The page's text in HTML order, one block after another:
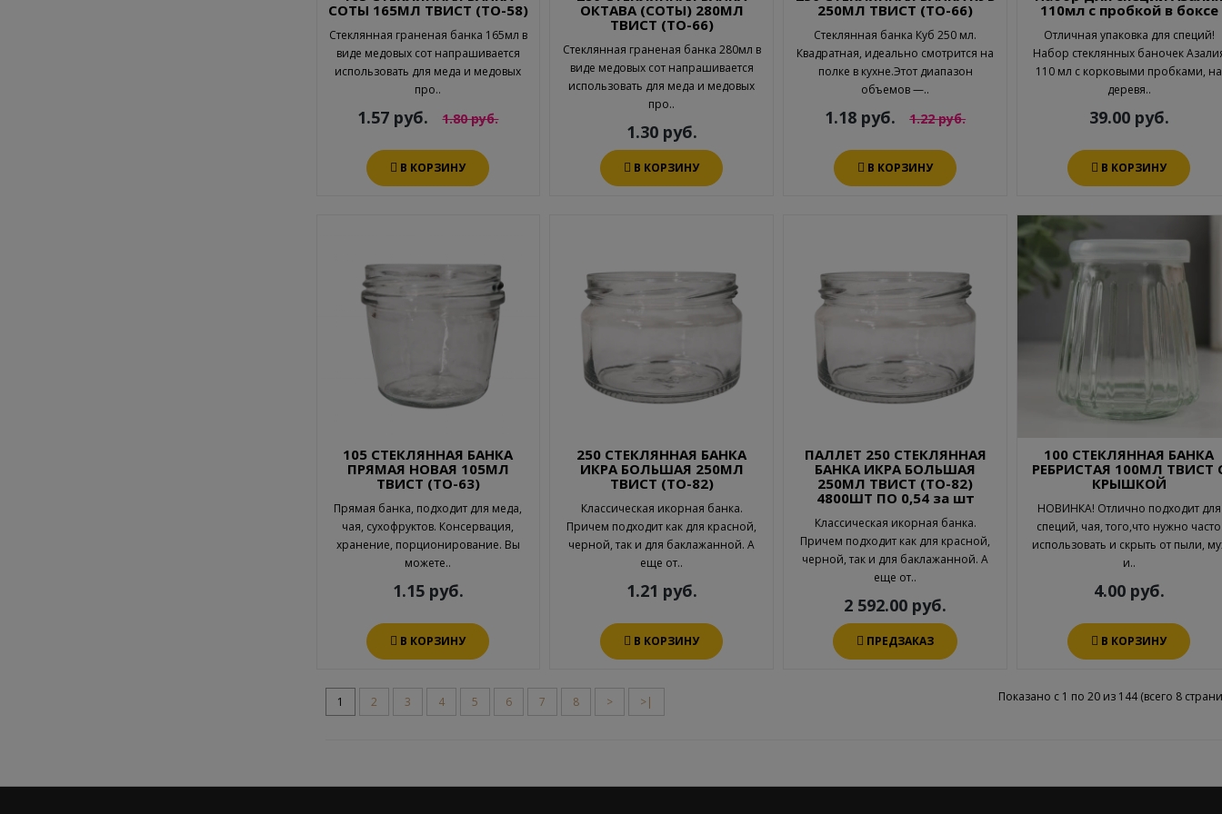
СОТЫ 165МЛ ТВИСТ (ТО-58)
Стеклянная граненая банка 165мл в
виде медовых сот напрашивается
использовать для меда и медовых
про..
1.57 руб. 1.80 руб.
В КОРЗИНУ
ОКТАВА (СОТЫ) 280МЛ
ТВИСТ (ТО-66)
Стеклянная граненая банка 280мл в
виде медовых сот напрашивается
использовать для меда и медовых
про..
1.30 руб.
В КОРЗИНУ
250МЛ ТВИСТ (ТО-66)
Стеклянная банка Куб 250 мл.
Квадратная, идеально смотрится на
полке в кухне.Этот диапазон
объемов —..
1.18 руб. 1.22 руб.
В КОРЗИНУ
110мл с пробкой в боксе
Отличная упаковка для специй!
Набор стеклянных баночек
110 мл с корковыми пробками, на
деревя..
39.00 руб.
В КОРЗИНУ
105 СТЕКЛЯННАЯ БАНКА
ПРЯМАЯ НОВАЯ 105МЛ
ТВИСТ (ТО-63)
Прямая банка, подходит для меда,
чая, сухофруктов. Консервация,
хранение, порционирование. Вы
можете..
1.15 руб.
В КОРЗИНУ
250 СТЕКЛЯННАЯ БАНКА
ИКРА БОЛЬШАЯ 250МЛ
ТВИСТ (ТО-82)
Классическая икорная банка.
Причем подходит как для красной,
черной, так и для баклажанной. А
еще от..
1.21 руб.
В КОРЗИНУ
ПАЛЛЕТ 250 СТЕКЛЯННАЯ
БАНКА ИКРА БОЛЬШАЯ
250МЛ ТВИСТ (ТО-82)
4800ШТ ПО 0,54 за шт
Классическая икорная банка.
Причем подходит как для красной,
черной, так и для баклажанной. А
еще от..
2 592.00 руб.
ПРЕДЗАКАЗ
100 СТЕКЛЯННАЯ БАНКА
РЕБРИСТАЯ 100МЛ ТВИСТ
КРЫШКОЙ
НОВИНКА! Отлично подходит для
специй, чая, того,что нужно часто
использовать и скрыть от пыли,
и..
4.00 руб.
В КОРЗИНУ
1 2 3 4 5 6 7 8 > >| Показано с 1 по 20 из 144 (всего 8